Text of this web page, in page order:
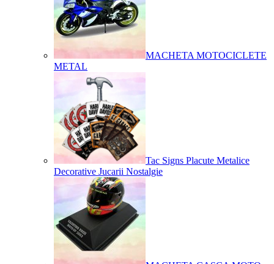
MACHETA MOTOCICLETE
METAL
Tac Signs Placute Metalice
Decorative Jucarii Nostalgie